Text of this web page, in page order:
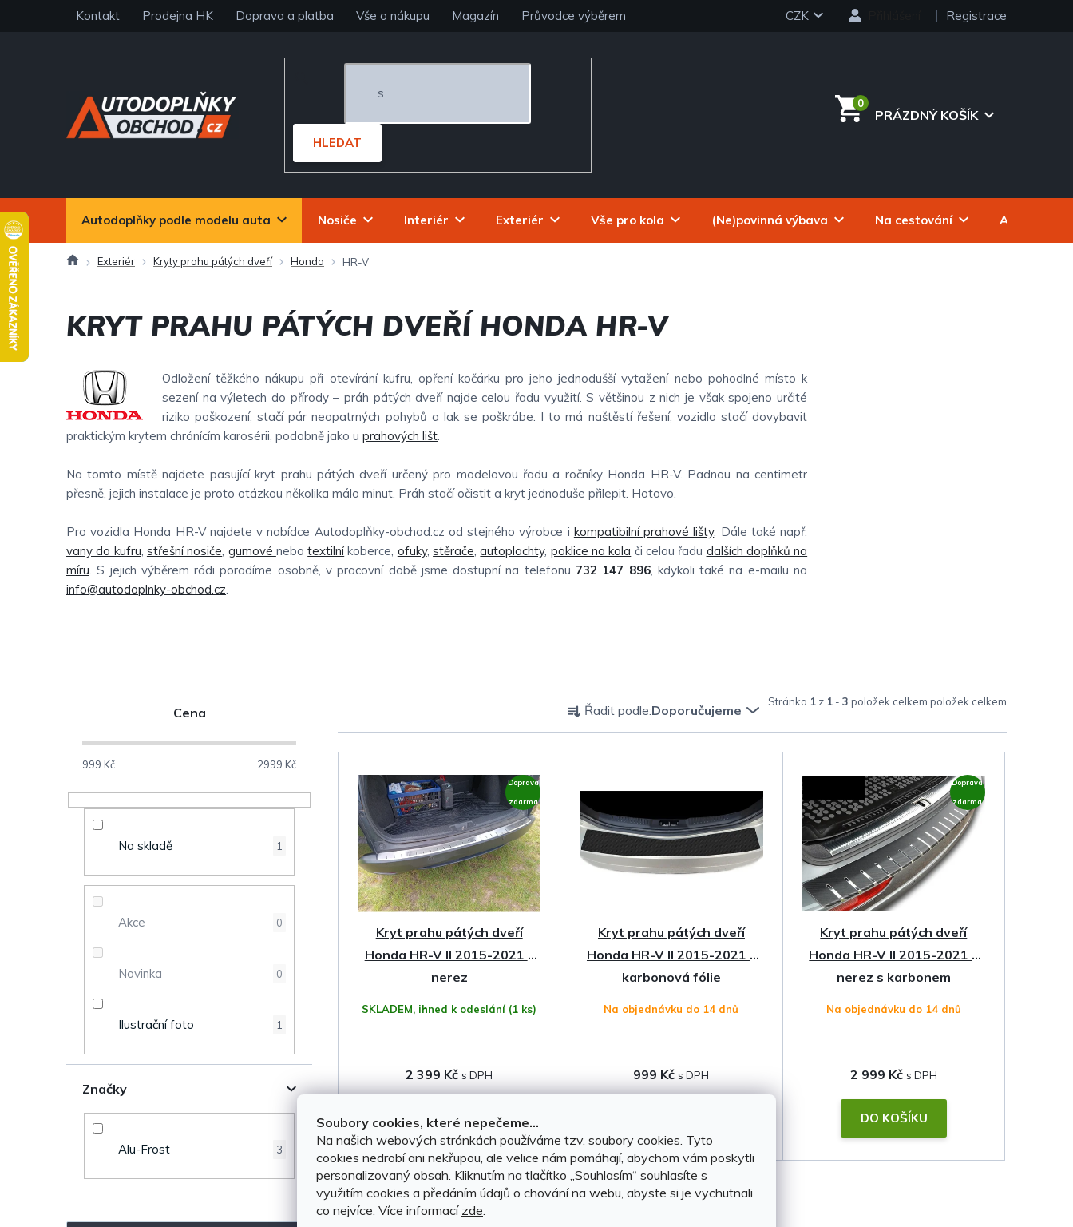
Soubory cookies, které nepečeme...
Na našich webových stránkách používáme tzv. soubory cookies. Tyto
cookies nedrobí ani nekřupou, ale velice nám pomáhají, abychom vám poskytli
personalizovaný obsah. Kliknutím na tlačítko ,,Souhlasím“ souhlasíte s
využitím cookies a předáním údajů o chování na webu, abyste si je vychutnali
co nejvíce. Více informací zde
Kontakt Prodejna HK Doprava a platba Vše o nákupu Magazín Průvodce výběrem CZK Registrace
HLEDAT
PRÁZDNÝ KOŠÍK
Autodoplňky podle modelu auta Nosiče Interiér Exteriér Vše pro kola (Ne)povinná výbava Na cestování
DomůExteriér Kryty prahu pátých dveří Honda HR-V
KRYT PRAHU PÁTÝCH DVEŘÍ HONDA HR-V
Odložení těžkého nákupu při otevírání kufru, opření kočárku pro jeho jednodušší vytažení nebo pohodlné místo k
sezení na výletech do přírody – práh pátých dveří najde celou řadu využití. S většinou z nich je však spojeno určité
riziko poškození; stačí pár neopatrných pohybů a lak se poškrábe. I to má naštěstí řešení, vozidlo stačí dovybavit
praktickým krytem chránícím karosérii, podobně jako u prahových lišt.
Na tomto místě najdete pasující kryt prahu pátých dveří určený pro modelovou řadu a ročníky Honda HR-V. Padnou na centimetr
přesně, jejich instalace je proto otázkou několika málo minut. Práh stačí očistit a kryt jednoduše přilepit. Hotovo.
Pro vozidla Honda HR-V najdete v nabídce Autodoplňky-obchod.cz od stejného výrobce i kompatibilní prahové lišty. Dále také např.
vany do kufru, střešní nosiče, gumové nebotextilníkoberce, ofuky,stěrače,autoplachty, poklice na kola či celou řadu dalších doplňků na
míru. S jejich výběrem rádi poradíme osobně, v pracovní době jsme dostupní na telefonu 732 147 896, kdykoli také na e-mailu na
info@autodoplnky-obchod.cz.
t
a
Cena
999 Kč 2999 Kč
Na skladě 1
Akce 0
Novinka 0
Ilustrační foto 1
Značky
Alu-Frost 3
Stránka 1 z 1 - 3 položek celkem
Ř
a
e
n
k
t
ů
Řadit podle:Doporučujeme
u
k
t
ů
Doprava
zdarma
Kryt prahu pátých dveří
Honda HR-V II 2015-2021 •
nerez
SKLADEM, ihned k odeslání (1 ks)
2 399 Kč
DO KOŠÍKU
Kryt prahu pátých dveří
Honda HR-V II 2015-2021 •
karbonová fólie
Na objednávku do 14 dnů
999 Kč
Doprava
zdarma
Kryt prahu pátých dveří
Honda HR-V II 2015-2021 •
nerez s karbonem
Na objednávku do 14 dnů
2 999 Kč
DO KOŠÍKU
O